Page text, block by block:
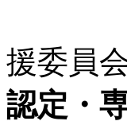
ウイ
援委員
認定・